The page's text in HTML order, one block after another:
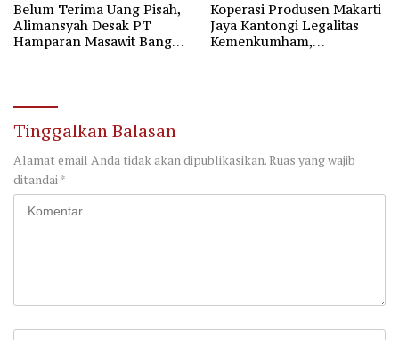
Belum Terima Uang Pisah,
Alimansyah Desak PT
Hamparan Masawit Bangun
Koperasi Produsen Makarti
Jaya Kantongi Legalitas
Kemenkumham,
Tinggalkan Balasan
Alamat email Anda tidak akan dipublikasikan.Ruas yang wajib
ditandai*